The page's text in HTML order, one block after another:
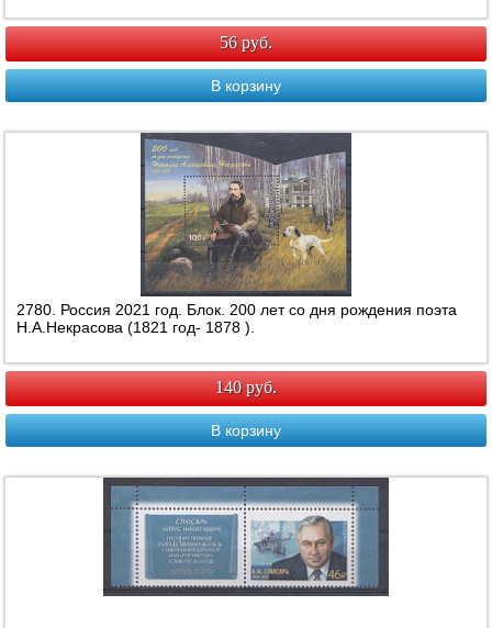
56 руб.
В корзину
2780. Россия 2021 год. Блок. 200 лет со дня рождения поэта
Н.А.Некрасова (1821 год- 1878 ).
140 руб.
В корзину